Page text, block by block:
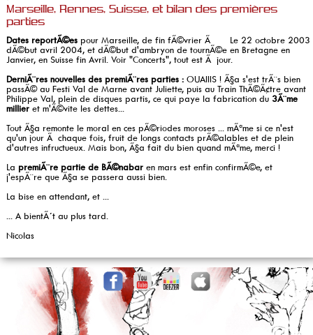
Marseille, Rennes, Suisse, et bilan des premières
parties
Le 22 octobre 2003
Dates reportÃ©es pour Marseille, de fin fÃ©vrier Ã
dÃ©but avril 2004, et dÃ©but d'ambryon de tournÃ©e en Bretagne en
Janvier, en Suisse fin Avril. Voir "Concerts", tout est Ã jour.
DerniÃ¨res nouvelles des premiÃ¨res parties : OUAIIIS ! Ã§a s'est trÃ¨s bien
passÃ© au Festi Val de Marne avant Juliette, puis au Train ThÃ©Ã¢tre avant
Philippe Val, plein de disques partis, ce qui paye la fabrication du 3Ã¨me
millier et m'Ã©vite les dettes...
Tout Ã§a remonte le moral en ces pÃ©riodes moroses ... mÃªme si ce n'est
qu'un jour Ã chaque fois, fruit de longs contacts prÃ©alables et de plein
d'autres infructueux. Mais bon, Ã§a fait du bien quand mÃªme, merci !
La premiÃ¨re partie de BÃ©nabar en mars est enfin confirmÃ©e, et
j'espÃ¨re que Ã§a se passera aussi bien.
La bise en attendant, et ...
... A bientÃ´t au plus tard.
Nicolas